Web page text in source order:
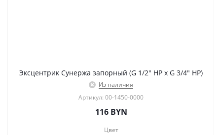
Эксцентрик Сунержа запорный (G 1/2" НР х G 3/4" НР)
Из наличия
Артикул: 00-1450-0000
116BYN
Цвет